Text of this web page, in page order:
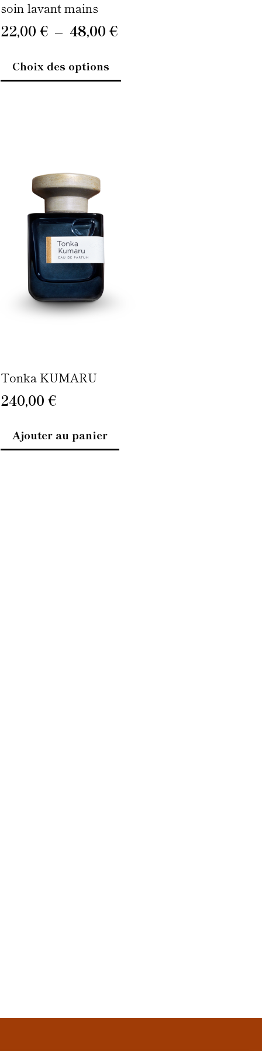
soin lavant mains
22,00€ – 48,00€
Choix des options
Tonka KUMARU
240,00€
Ajouter au panier